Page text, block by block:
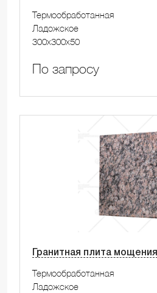
Термообработанная
Ладожское
300x300x50
По запросу
Гранитная плита мощения
Термообработанная
Ладожское